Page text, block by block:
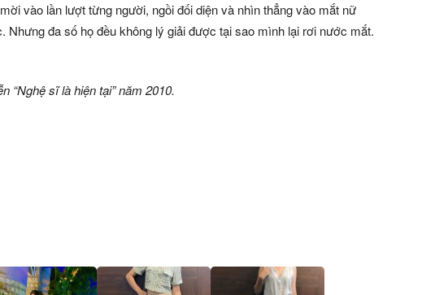
vào lần lượt từng người, ngồi đối diện và nhìn thẳng vào mắt nữ
Nhưng đa số họ đều không lý giải được tại sao mình lại rơi nước mắt.
“Nghệ sĩ là hiện tại” năm 2010.